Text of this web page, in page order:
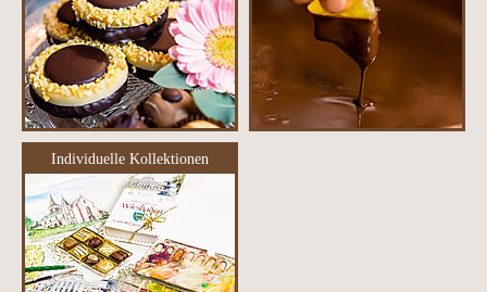
Individuelle Kollektionen